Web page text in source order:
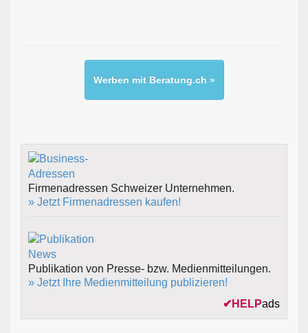
Werben mit Beratung.ch »
Firmenadressen Schweizer Unternehmen.
» Jetzt Firmenadressen kaufen!
Publikation von Presse- bzw. Medienmitteilungen.
» Jetzt Ihre Medienmitteilung publizieren!
✔ HELPads